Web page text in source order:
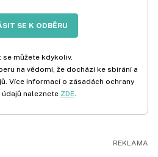
SE K ODBĚRU
se můžete kdykoliv.
na vědomí, že dochází ke sbírání a
Více informací o zásadách ochrany
naleznete ZDE.